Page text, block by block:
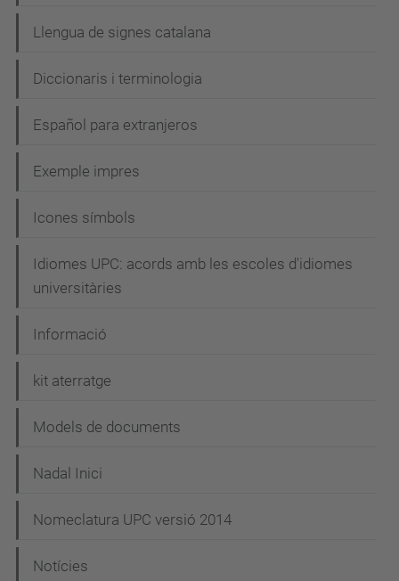
Llengua de signes catalana
Diccionaris i terminologia
Español para extranjeros
Exemple impres
Icones símbols
Idiomes UPC: acords amb les escoles d'idiomes
universitàries
Informació
kit aterratge
Models de documents
Nadal Inici
Nomeclatura UPC versió 2014
Notícies